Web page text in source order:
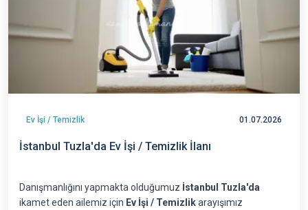
Ev İşi / Temizlik 01.07.2026
İstanbul Tuzla'da Ev İşi / Temizlik İlanı
Danışmanlığını yapmakta olduğumuz
İstanbul Tuzla'da
ikamet eden ailemiz için Ev İşi / Temizlikarayışımız